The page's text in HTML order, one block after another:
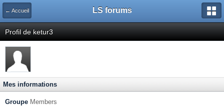
← Accueil LS forums
Profil de ketur3
Mes informations
Groupe Members